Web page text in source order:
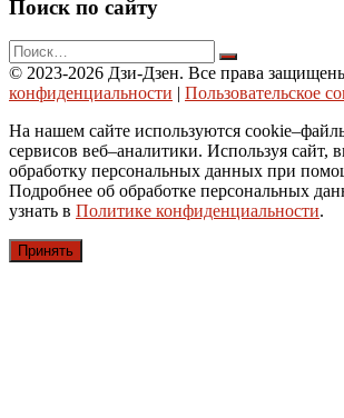
Поиск по сайту
© 2023-2026 Дзи-Дзен. Все права
конфиденциальности | Пользовательское
На нашем сайте используются
сервисов веб–аналитики. Используя сайт,
обработку персональных данных при
Подробнее об обработке персональных
узнать в Политике конфиденциальности.
Принять